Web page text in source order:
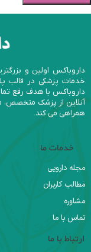
داروباکس اولین و
خدمات پزشکی در قالب
داروباکس با هدف رفع
آنلاین از پزشک متخصص،
همراهی می کند.
خدمات ما
مجله دارویی
مطالب کاربران
مشاوره
تماس با ما
ارتباط با ما